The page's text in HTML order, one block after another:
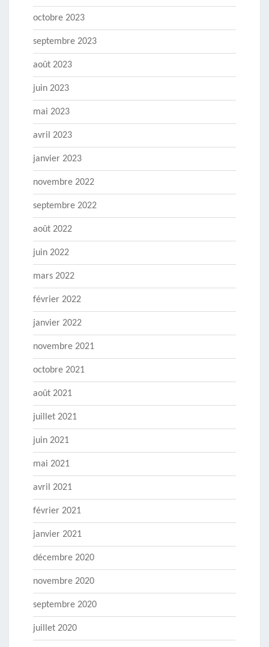
octobre 2023
septembre 2023
août 2023
juin 2023
mai 2023
avril 2023
janvier 2023
novembre 2022
septembre 2022
août 2022
juin 2022
mars 2022
février 2022
janvier 2022
novembre 2021
octobre 2021
août 2021
juillet 2021
juin 2021
mai 2021
avril 2021
février 2021
janvier 2021
décembre 2020
novembre 2020
septembre 2020
juillet 2020